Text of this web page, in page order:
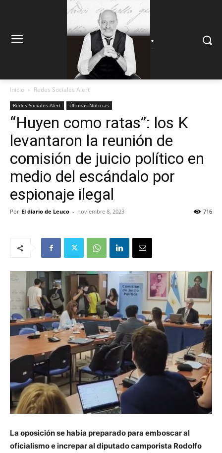
.
Inicio Redes Sociales Alert
Redes Sociales Alert Últimas Noticias
“Huyen como ratas”: los K
levantaron la reunión de
comisión de juicio político en
medio del escándalo por
espionaje ilegal
Por El diario de Leuco - noviembre 8, 2023 716
La oposición se había preparado para emboscar al
oficialismo e increpar al diputado camporista Rodolfo